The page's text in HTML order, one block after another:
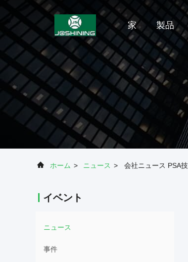
家 製品
ホーム > ニュース > 会社ニュース PSA
イベント
ニュース
事件